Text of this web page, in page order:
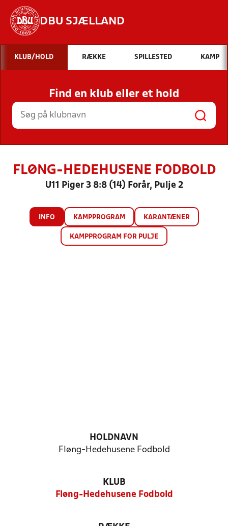
DBU SJÆLLAND
Hvad vil du søge efter?
INDHOLD OG NYHEDER
STILLINGER, RESULTATER, KLUBBER OG
HOLD
KLUB/HOLD RÆKKE SPILLESTED KAMP
Find en klub eller et hold
FLØNG-HEDEHUSENE FODBOLD
U11 Piger 3 8:8 (14) Forår, Pulje 2
INFO KAMPPROGRAM KARANTÆNER
KAMPPROGRAM FOR PULJE
HOLDNAVN
Fløng-Hedehusene Fodbold
KLUB
Fløng-Hedehusene Fodbold